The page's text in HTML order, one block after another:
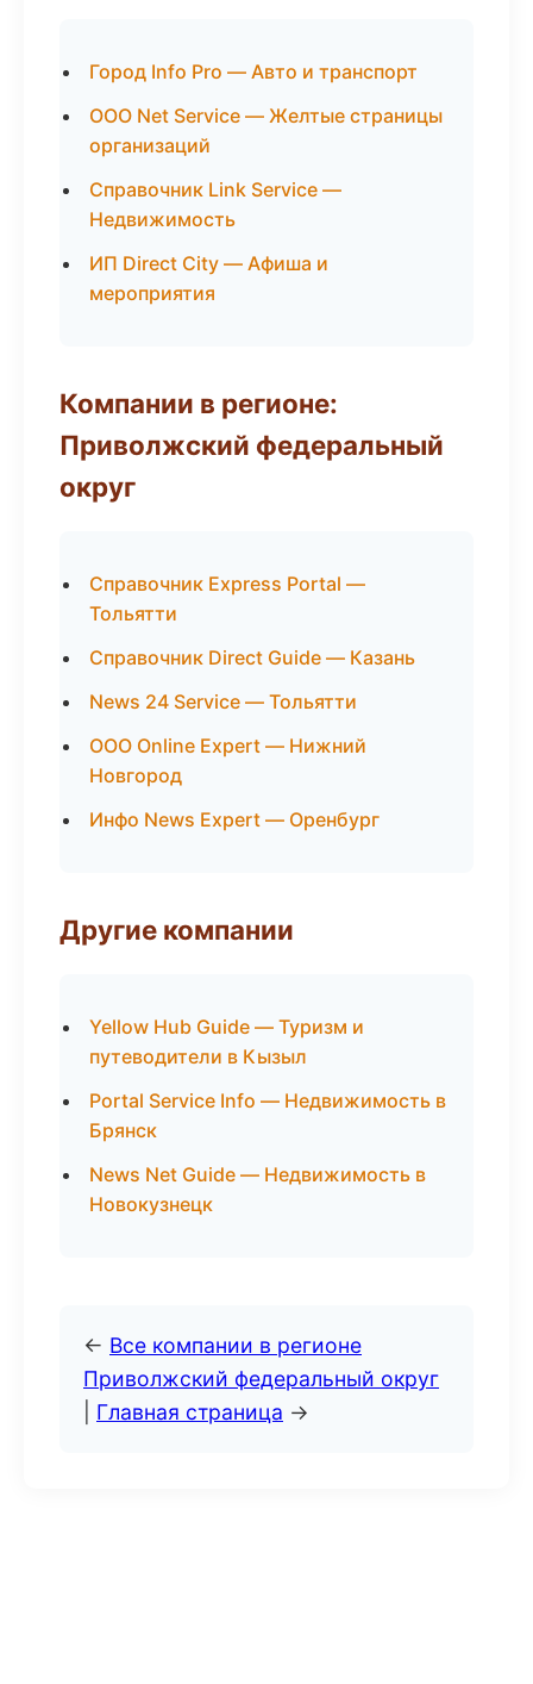
Город Info Pro — Авто и транспорт
ООО Net Service — Желтые страницы
организаций
Справочник Link Service —
Недвижимость
ИП Direct City — Афиша и
мероприятия
Компании в регионе:
Приволжский федеральный
округ
Справочник Express Portal —
Тольятти
Справочник Direct Guide — Казань
News 24 Service — Тольятти
ООО Online Expert — Нижний
Новгород
Инфо News Expert — Оренбург
Другие компании
Yellow Hub Guide — Туризм и
путеводители в Кызыл
Portal Service Info — Недвижимость в
Брянск
News Net Guide — Недвижимость в
Новокузнецк
← Все компании в регионе
Приволжский федеральный округ
Главная страница →